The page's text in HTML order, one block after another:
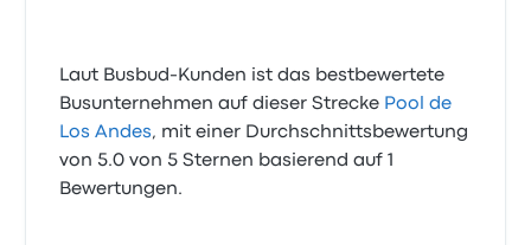
Laut Busbud-Kunden ist das bestbewertete
Busunternehmen auf dieser Strecke Pool de
Los Andes, mit einer Durchschnittsbewertung
von 5.0 von 5 Sternen basierend auf 1
Bewertungen.